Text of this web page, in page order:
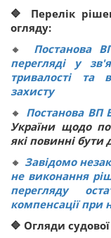
🔷 Перелік
огляду:
🔸 Постанова
перегляді у
тривалості та
захисту
🔸 Постанова ВП
України щодо
які повинні бути
🔸 Завідомо
не виконання
перегляду
компенсації при
🔷 Огляди